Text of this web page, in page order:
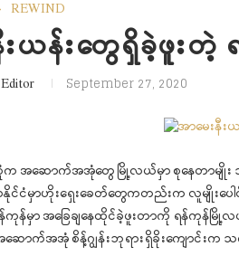
REWIND
းယန်းတွေရှိခဲ့ဖူးတဲ့
September 27, 2020
စုံက အဆောက်အအုံတွေ မြို့လယ်မှာ စုနေတာမျို
န်မာနိုင်ငံမှာဟိုးရှေးခေတ်တွေကတည်းက လူမျိုးပ
န်မှာ အခြေချနေထိုင်ခဲ့ဖူးတာကို ရန်ကုန်မ
ောက်အအုံ စိန့်ဂျွန်းဘုရားရှိခိုးကျောင်းက သ